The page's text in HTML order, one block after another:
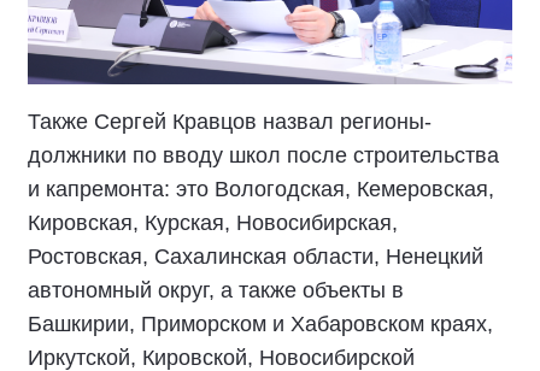
Также Сергей Кравцов назвал регионы-
должники по вводу школ после строительства
и капремонта: это Вологодская, Кемеровская,
Кировская, Курская, Новосибирская,
Ростовская, Сахалинская области, Ненецкий
автономный округ, а также объекты в
Башкирии, Приморском и Хабаровском краях,
Иркутской, Кировской, Новосибирской